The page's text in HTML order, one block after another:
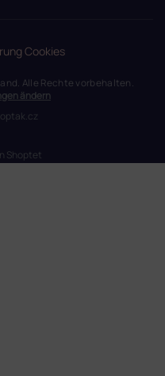
Cookies
Shoptet
. Alle Rechte vorbehalten.
ändern